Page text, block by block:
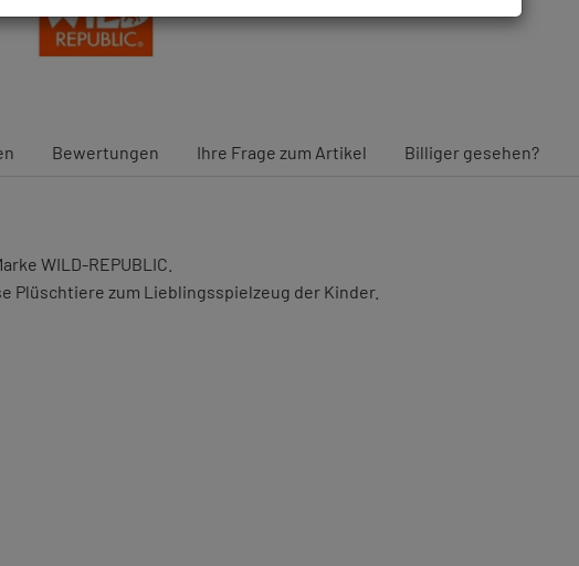
Bewertungen Ihre Frage zum Artikel Billiger gesehen?
WILD-REPUBLIC.
Plüschtiere zum Lieblingsspielzeug der Kinder.